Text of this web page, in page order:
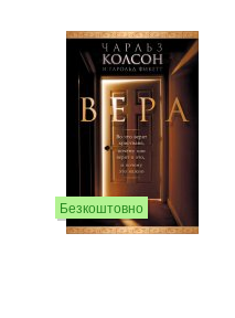
Безкоштовно